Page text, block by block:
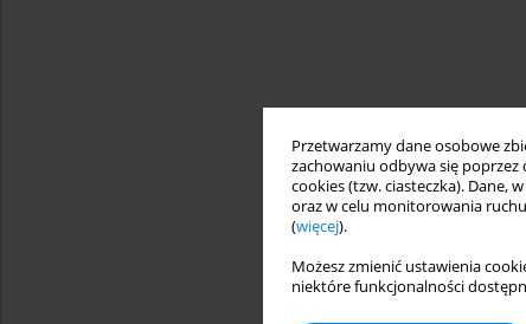
Przetwarzamy dane osobowe
zachowaniu odbywa się
cookies (tzw. ciasteczka). Dane,
oraz w celu monitorowania
(więcej).
Możesz zmienić ustawienia
niektóre funkcjonalności